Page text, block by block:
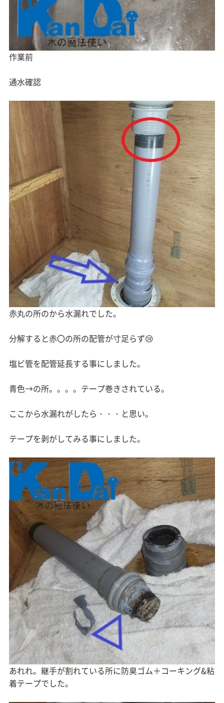
作業前
通水確認
赤丸の所のから水漏れでした。
分解すると赤〇の所の配管が寸足らず😢
塩ビ管を配管延長する事にしました。
青色→の所。。。。テープ巻きされている。
ここから水漏れがしたら・・・と思い。
テープを剥がしてみる事にしました。
あれれ。継手が割れている所に防臭ゴム＋コーキング&粘
着テープでした。